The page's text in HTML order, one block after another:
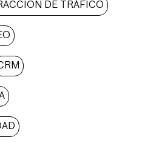
DE TRÁFICO